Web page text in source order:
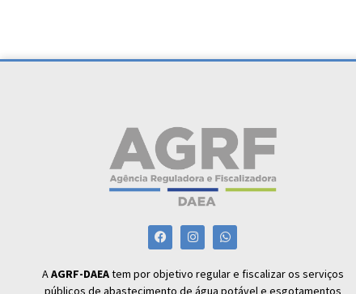
AAGRF-DAEAtem por objetivo regular e fiscalizar os serviços
públicos de abastecimento de água potável e esgotamentos